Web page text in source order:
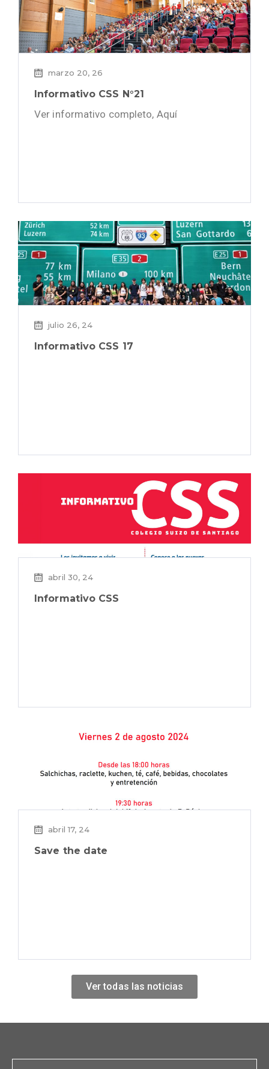
marzo 20, 26
Informativo CSS N°21
Ver informativo completo, Aquí
julio 26, 24
Informativo CSS 17
abril 30, 24
Informativo CSS
abril 17, 24
Save the date
Ver todas las noticias